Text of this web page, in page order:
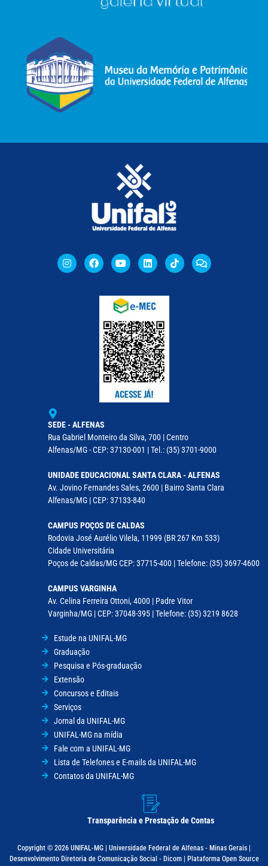
SEDE - ALFENAS
Rua Gabriel Monteiro da Silva, 700 | Centro
Alfenas/MG - CEP: 37130-001 | Tel.: (35) 3701-9000
UNIDADE EDUCACIONAL SANTA CLARA - ALFENAS
Av. Jovino Fernandes Sales, 2600 | Bairro Santa Clara
Alfenas/MG | CEP: 37133-840
CAMPUS POÇOS DE CALDAS
Rodovia José Aurélio Vilela, 11999 (BR 267 Km 533)
Cidade Universitária
Poços de Caldas/MG CEP: 37715-400 | Telefone: (35) 3697-4600
CAMPUS VARGINHA
Av. Celina Ferreira Ottoni, 4000 | Padre Vitor
Varginha/MG | CEP: 37048-395 | Telefone: (35) 3219 8628
Estude na UNIFAL-MG
Graduação
Pesquisa e Pós-graduação
Extensão
Concursos e Editais
Serviços
Jornal da UNIFAL-MG
UNIFAL-MG na mídia
Fale com a UNIFAL-MG
Lista de Telefones e E-mails da UNIFAL-MG
Contatos da UNIFAL-MG
Transparência e Prestação de Contas
Copyright © 2026 UNIFAL-MG | Universidade Federal de Alfenas - Minas Gerais |
Desenvolvimento Diretoria de Comunicação Social - Dicom | Plataforma Open Source